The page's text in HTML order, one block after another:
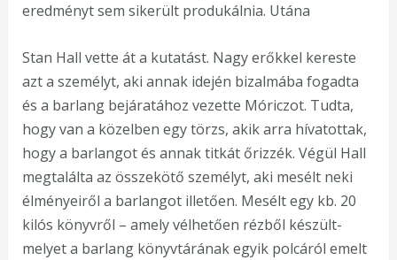
eredményt sem sikerült produkálnia. Utána
Stan Hall vette át a kutatást. Nagy erőkkel kereste
azt a személyt, aki annak idején bizalmába fogadta
és a barlang bejáratához vezette Móriczot. Tudta,
hogy van a közelben egy törzs, akik arra hívatottak,
hogy a barlangot és annak titkát őrizzék. Végül Hall
megtalálta az összekötő személyt, aki mesélt neki
élményeiről a barlangot illetően. Mesélt egy kb. 20
kilós könyvről – amely vélhetően rézből készült-
melyet a barlang könyvtárának egyik polcáról emelt